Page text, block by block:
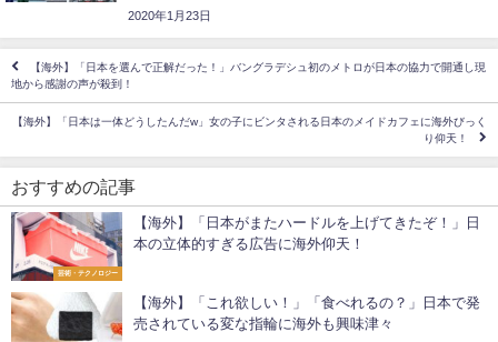
2020年1月23日
【海外】「日本を選んで正解だった！」バングラデシュ初のメトロが日本の協力で開通し現
地から感謝の声が殺到！
【海外】「日本は一体どうしたんだw」女の子にビンタされる日本のメイドカフェに海外びっく
り仰天！
おすすめの記事
芸術・テクノロジー
【海外】「日本がまたハードルを上げてきたぞ！」日
本の立体的すぎる広告に海外仰天！
【海外】「これ欲しい！」「食べれるの？」日本で発
売されている変な指輪に海外も興味津々